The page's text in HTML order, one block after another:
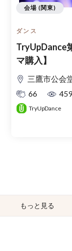
ダンス
TryUpDance
マ購入】
三鷹市公会
66
459
TryUpDance
会場 (関東)
もっと見る